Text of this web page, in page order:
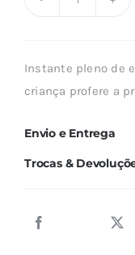
Instante pleno de
criança profere a
Envio e Entrega
Trocas &